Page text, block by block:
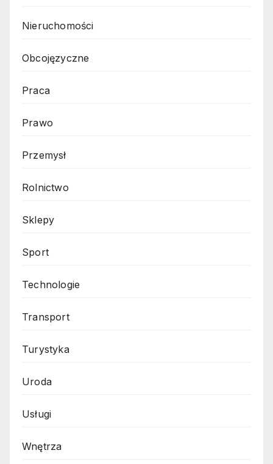
Nieruchomości
Obcojęzyczne
Praca
Prawo
Przemysł
Rolnictwo
Sklepy
Sport
Technologie
Transport
Turystyka
Uroda
Usługi
Wnętrza